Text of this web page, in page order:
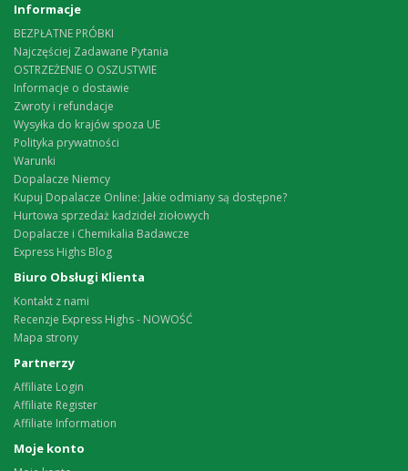
Informacje
BEZPŁATNE PRÓBKI
Najczęściej Zadawane Pytania
OSTRZEŻENIE O OSZUSTWIE
Informacje o dostawie
Zwroty i refundacje
Wysyłka do krajów spoza UE
Polityka prywatności
Warunki
Dopalacze Niemcy
Kupuj Dopalacze Online: Jakie odmiany są dostępne?
Hurtowa sprzedaż kadzideł ziołowych
Dopalacze i Chemikalia Badawcze
Express Highs Blog
Biuro Obsługi Klienta
Kontakt z nami
Recenzje Express Highs - NOWOŚĆ
Mapa strony
Partnerzy
Affiliate Login
Affiliate Register
Affiliate Information
Moje konto